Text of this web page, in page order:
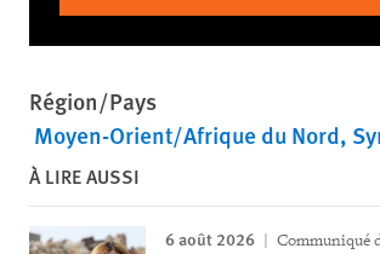
Région/Pays
Moyen-Orient/Afrique du Nord
À LIRE AUSSI
6 août 2026 Communiqué